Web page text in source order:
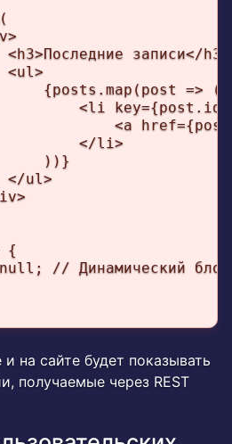
записи</h3>
<ul>
{posts.map(post => (
<li
<a
</li>
))}
</ul>
{
// Динамический
на сайте будет показывать
получаемые через REST